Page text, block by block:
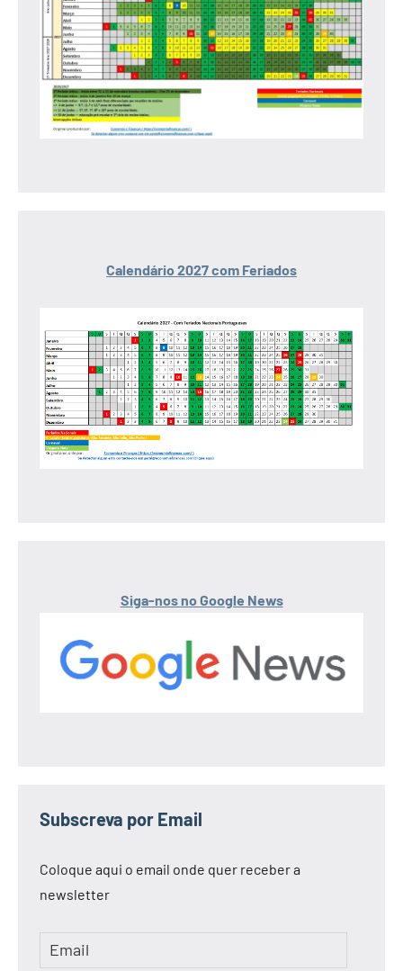
Calendário 2027 com Feriados
Siga-nos no Google News
Subscreva por Email
Coloque aqui o email onde quer receber a
newsletter
Email